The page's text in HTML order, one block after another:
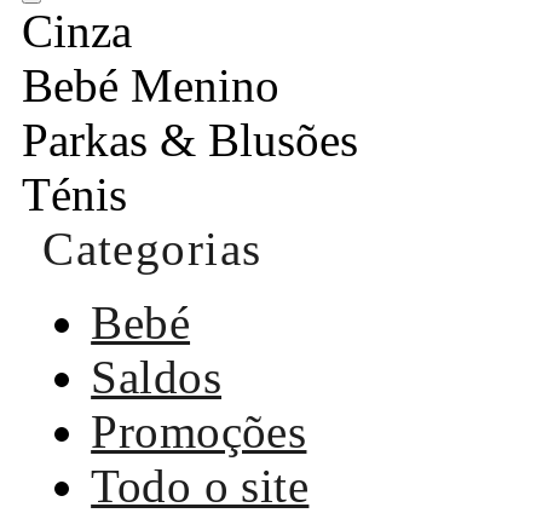
Cinza
Bebé Menino
Parkas & Blusões
Ténis
Categorias
Bebé
Saldos
Promoções
Todo o site